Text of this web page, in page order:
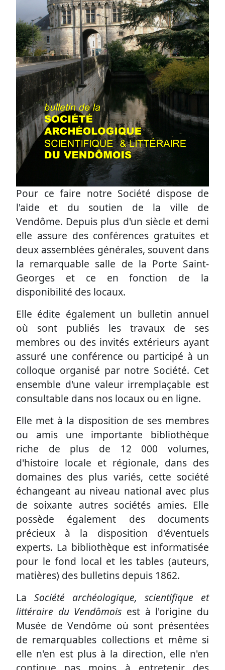
Pour ce faire notre Société dispose de
l'aide et du soutien de la ville de
Vendôme. Depuis plus d'un siècle et demi
elle assure des conférences gratuites et
deux assemblées générales, souvent dans
la remarquable salle de la Porte Saint-
Georges et ce en fonction de la
disponibilité des locaux.
Elle édite également un bulletin annuel
où sont publiés les travaux de ses
membres ou des invités extérieurs ayant
assuré une conférence ou participé à un
colloque organisé par notre Société. Cet
ensemble d'une valeur irremplaçable est
consultable dans nos locaux ou en ligne.
Elle met à la disposition de ses membres
ou amis une importante bibliothèque
riche de plus de 12 000 volumes,
d'histoire locale et régionale, dans des
domaines des plus variés, cette société
échangeant au niveau national avec plus
de soixante autres sociétés amies. Elle
possède également des documents
précieux à la disposition d'éventuels
experts. La bibliothèque est informatisée
pour le fond local et les tables (auteurs,
matières) des bulletins depuis 1862.
La Société archéologique, scientifique et
littéraire du Vendômois est à l'origine du
Musée de Vendôme où sont présentées
de remarquables collections et même si
elle n'en est plus à la direction, elle n'en